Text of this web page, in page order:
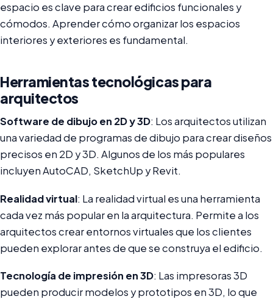
espacio es clave para crear edificios funcionales y
cómodos. Aprender cómo organizar los espacios
interiores y exteriores es fundamental.
Herramientas tecnológicas para
arquitectos
Software de dibujo en 2D y 3D: Los arquitectos utilizan
una variedad de programas de dibujo para crear diseños
precisos en 2D y 3D. Algunos de los más populares
incluyen AutoCAD, SketchUp y Revit.
Realidad virtual: La realidad virtual es una herramienta
cada vez más popular en la arquitectura. Permite a los
arquitectos crear entornos virtuales que los clientes
pueden explorar antes de que se construya el edificio.
Tecnología de impresión en 3D: Las impresoras 3D
pueden producir modelos y prototipos en 3D, lo que